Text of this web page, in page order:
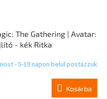
The Gathering | Avatar:
- kék Ritka
- 5-19 napon belül postázzuk
Kosárba